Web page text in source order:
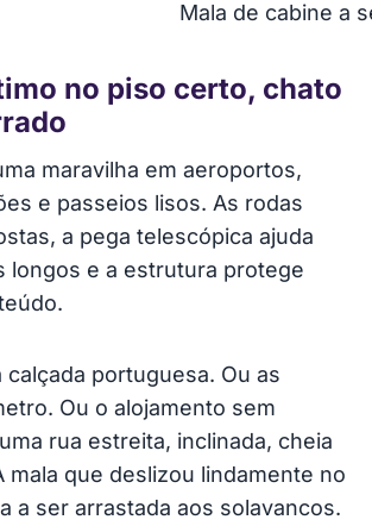
no piso certo, chato
maravilha em aeroportos,
e passeios lisos. As rodas
a pega telescópica ajuda
longos e a estrutura protege
calçada portuguesa. Ou as
Ou o alojamento sem
rua estreita, inclinada, cheia
mala que deslizou lindamente no
a ser arrastada aos solavancos.